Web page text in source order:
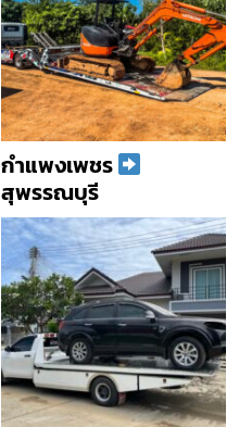
กำแพงเพชร
สุพรรณบุรี